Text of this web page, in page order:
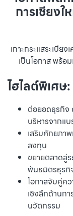
การเชียงใ
เกาะกระแสระเบีย
เป็นโอกาส พร้อ
ไฮไลต์พิเศษ:
ต่อยอดธุรกิจ
บริหารจากแ
เสริมศักยภา
ลงทุน
ขยายตลาดสู่
พันธมิตรธุรกิ
โอกาสจับคู่ค
เชิงลึกด้าน
นวัตกรรม